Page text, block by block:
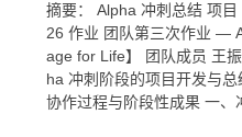
摘要： Alpha 冲刺总结 项
26 作业 团队第三次作业 —
age for Life】 团队成员 王
ha 冲刺阶段的项目开发与
协作过程与阶段性成果 一、